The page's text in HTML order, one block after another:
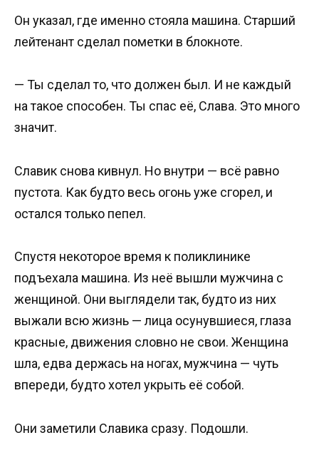
Он указал, где именно стояла машина. Старший
лейтенант сделал пометки в блокноте.
— Ты сделал то, что должен был. И не каждый
на такое способен. Ты спас её, Слава. Это много
значит.
Славик снова кивнул. Но внутри — всё равно
пустота. Как будто весь огонь уже сгорел, и
остался только пепел.
Спустя некоторое время к поликлинике
подъехала машина. Из неё вышли мужчина с
женщиной. Они выглядели так, будто из них
выжали всю жизнь — лица осунувшиеся, глаза
красные, движения словно не свои. Женщина
шла, едва держась на ногах, мужчина — чуть
впереди, будто хотел укрыть её собой.
Они заметили Славика сразу. Подошли.